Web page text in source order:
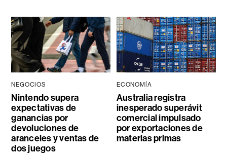
NEGOCIOS
Nintendo supera
expectativas de
ganancias por
devoluciones de
aranceles y ventas de
dos juegos
ECONOMÍA
Australia registra
inesperado superávit
comercial impulsado
por exportaciones de
materias primas